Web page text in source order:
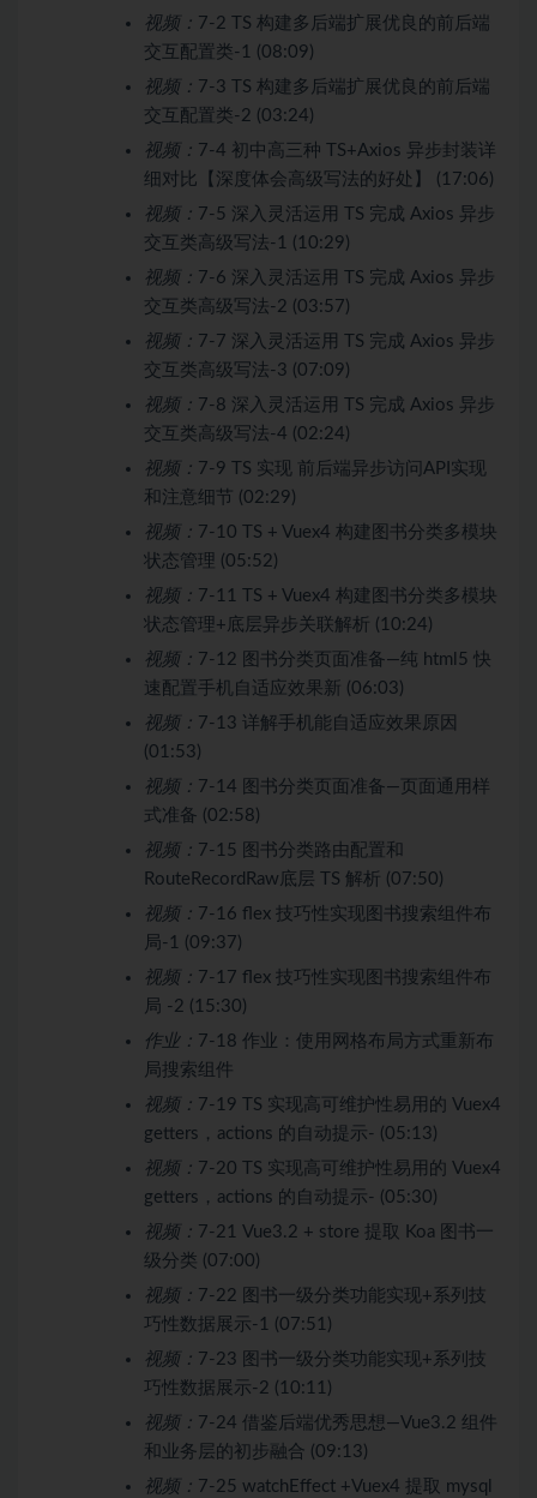
视频： 7-2 TS 构建多后端扩展优良的前后端
交互配置类-1 (08:09)
视频： 7-3 TS 构建多后端扩展优良的前后端
交互配置类-2 (03:24)
视频： 7-4 初中高三种 TS+Axios 异步封装详
细对比【深度体会高级写法的好处】 (17:06)
视频： 7-5 深入灵活运用 TS 完成 Axios 异步
交互类高级写法-1 (10:29)
视频： 7-6 深入灵活运用 TS 完成 Axios 异步
交互类高级写法-2 (03:57)
视频： 7-7 深入灵活运用 TS 完成 Axios 异步
交互类高级写法-3 (07:09)
视频： 7-8 深入灵活运用 TS 完成 Axios 异步
交互类高级写法-4 (02:24)
视频： 7-9 TS 实现 前后端异步访问API实现
和注意细节 (02:29)
视频： 7-10 TS + Vuex4 构建图书分类多模块
状态管理 (05:52)
视频： 7-11 TS + Vuex4 构建图书分类多模块
状态管理+底层异步关联解析 (10:24)
视频： 7-12 图书分类页面准备—纯 html5 快
速配置手机自适应效果新 (06:03)
视频： 7-13 详解手机能自适应效果原因
(01:53)
视频： 7-14 图书分类页面准备—页面通用样
式准备 (02:58)
视频： 7-15 图书分类路由配置和
RouteRecordRaw底层 TS 解析 (07:50)
视频： 7-16 flex 技巧性实现图书搜索组件布
局-1 (09:37)
视频： 7-17 flex 技巧性实现图书搜索组件布
局 -2 (15:30)
作业： 7-18 作业：使用网格布局方式重新布
局搜索组件
视频： 7-19 TS 实现高可维护性易用的 Vuex4
getters，actions 的自动提示- (05:13)
视频： 7-20 TS 实现高可维护性易用的 Vuex4
getters，actions 的自动提示- (05:30)
视频： 7-21 Vue3.2 + store 提取 Koa 图书一
级分类 (07:00)
视频： 7-22 图书一级分类功能实现+系列技
巧性数据展示-1 (07:51)
视频： 7-23 图书一级分类功能实现+系列技
巧性数据展示-2 (10:11)
视频： 7-24 借鉴后端优秀思想—Vue3.2 组件
和业务层的初步融合 (09:13)
视频： 7-25 watchEffect +Vuex4 提取 mysql